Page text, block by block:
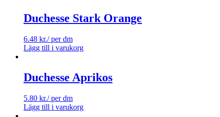
Duchesse Stark Orange
6.48 kr./ per dm
Lägg till i varukorg
Duchesse Aprikos
5.80 kr./ per dm
Lägg till i varukorg